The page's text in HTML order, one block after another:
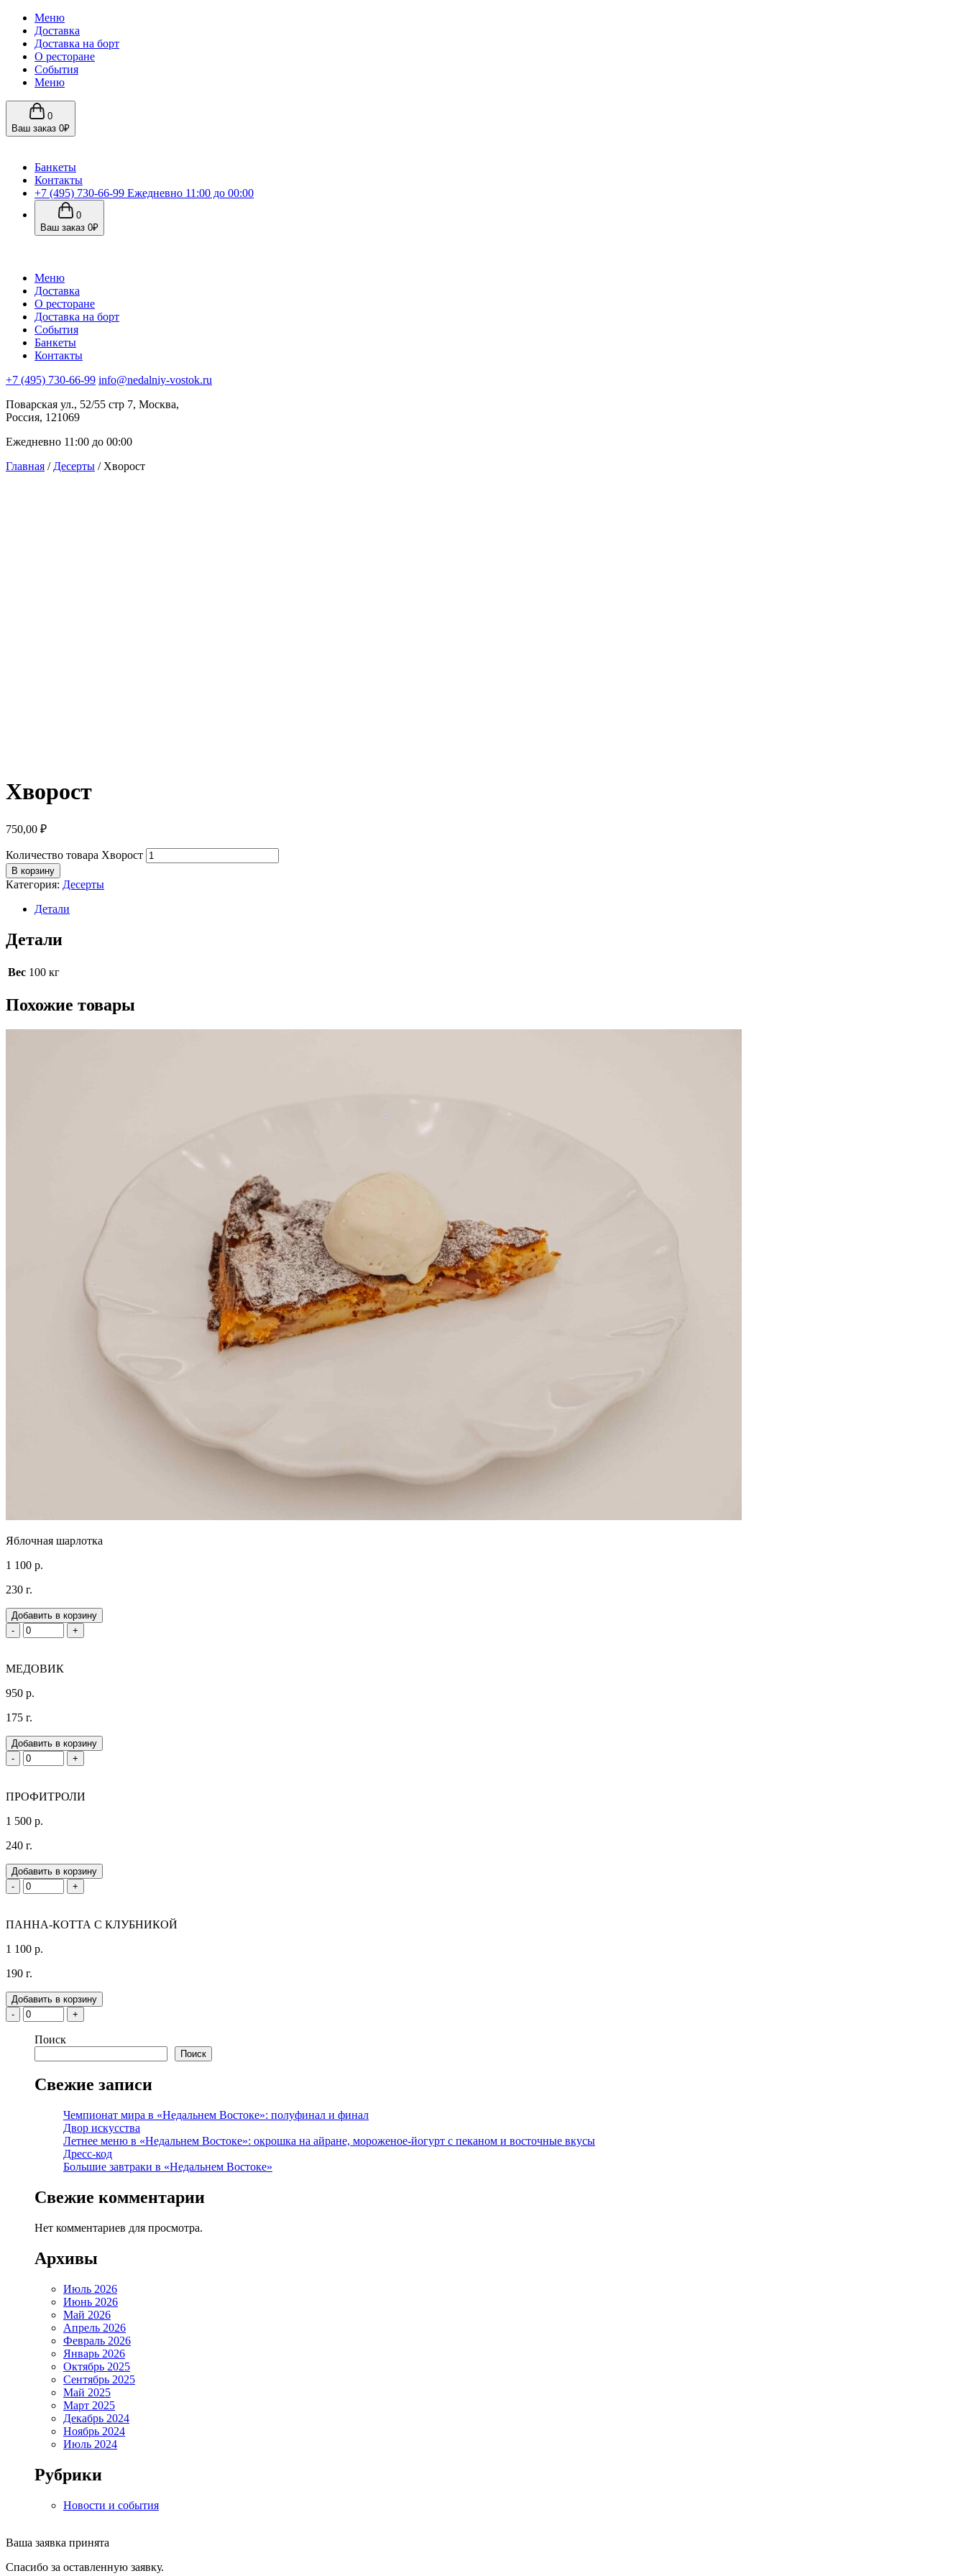
Меню
Доставка
Доставка на борт
О ресторане
События
Меню
0
Ваш заказ 0₽
Банкеты
Контакты
+7 (495) 730-66-99 Ежедневно 11:00 до 00:00
0
Ваш заказ 0₽
Меню
Доставка
О ресторане
Доставка на борт
События
Банкеты
Контакты
+7 (495) 730-66-99 info@nedalniy-vostok.ru
Поварская ул., 52/55 стр 7, Москва,
Россия, 121069
Ежедневно 11:00 до 00:00
Главная / Десерты / Хворост
Хворост
750,00 ₽
Количество товара Хворост
В корзину
Категория: Десерты
Детали
Детали
Вес 100 кг
Похожие товары
Яблочная шарлотка
1 100 р.
230 г.
Добавить в корзину
-
+
МЕДОВИК
950 р.
175 г.
Добавить в корзину
-
+
ПРОФИТРОЛИ
1 500 р.
240 г.
Добавить в корзину
-
+
ПАННА-КОТТА С КЛУБНИКОЙ
1 100 р.
190 г.
Добавить в корзину
-
+
Поиск
Поиск
Свежие записи
Чемпионат мира в «Недальнем Востоке»: полуфинал и финал
Двор искусства
Летнее меню в «Недальнем Востоке»: окрошка на айране, мороженое-йогурт с пеканом и восточные вкусы
Дресс-код
Большие завтраки в «Недальнем Востоке»
Свежие комментарии
Нет комментариев для просмотра.
Архивы
Июль 2026
Июнь 2026
Май 2026
Апрель 2026
Февраль 2026
Январь 2026
Октябрь 2025
Сентябрь 2025
Май 2025
Март 2025
Декабрь 2024
Ноябрь 2024
Июль 2024
Рубрики
Новости и события
Ваша заявка принята
Спасибо за оставленную заявку.